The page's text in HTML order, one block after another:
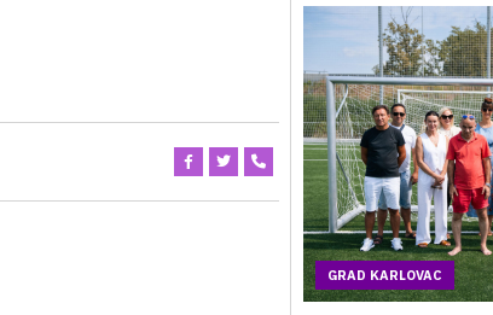
GRAD KARLOVAC